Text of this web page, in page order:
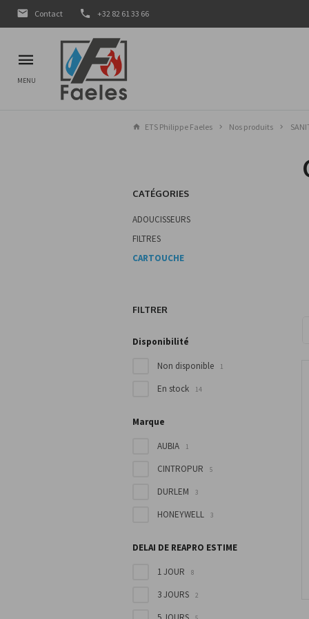
Contact +32 82 61 33 66
MENU
ETS Philippe Faeles Nos produits
CATÉGORIES
ADOUCISSEURS
FILTRES
CARTOUCHE
FILTRER
Disponibilité
Non disponible 1
En stock 14
Marque
AUBIA 1
CINTROPUR 5
DURLEM 3
HONEYWELL 3
DELAI DE REAPRO ESTIME
1 JOUR 8
3 JOURS 2